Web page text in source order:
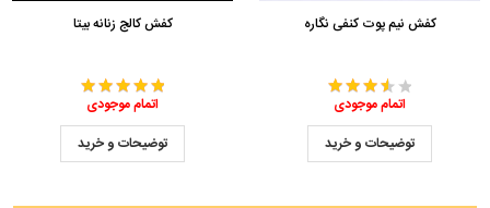
کفش نیم پوت کنفی نگاره
اتمام موجودی
توضیحات و خرید
کفش کالج زنانه بیتا
اتمام موجودی
توضیحات و خرید